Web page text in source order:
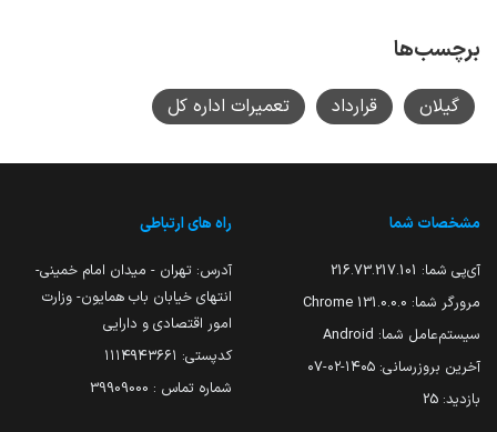
برچسب‌ها
گیلان قرارداد تعمیرات اداره کل
مشخصات شما
آی‌پی شما: 216.73.217.101
مرورگر شما: 131.0.0.0 Chrome
سیستم‌عامل شما: Android
آخرین بروزرسانی: ۱۴۰۵-۰۲-۰۷
بازدید: 25
راه های ارتباطی
آدرس: تهران - میدان امام خمینی-
انتهای خیابان باب همایون- وزارت
امور اقتصادی و دارایی
کدپستی: ۱۱۱۴۹۴۳۶۶۱
شماره تماس : 39909000